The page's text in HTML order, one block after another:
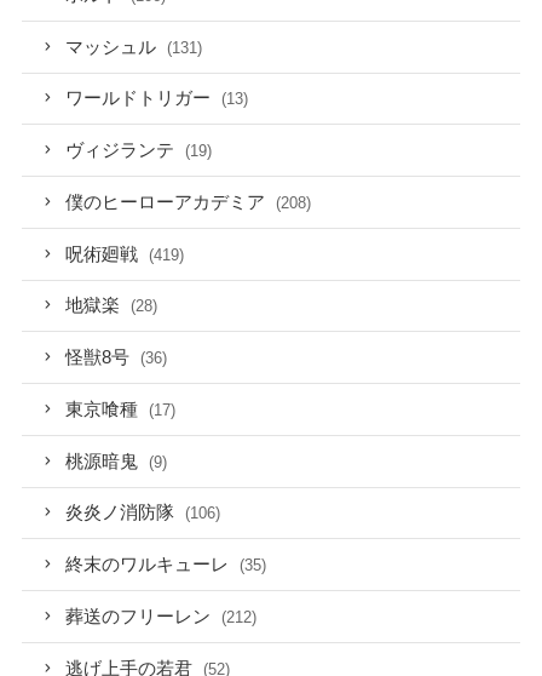
マッシュル (131)
ワールドトリガー (13)
ヴィジランテ (19)
僕のヒーローアカデミア (208)
呪術廻戦 (419)
地獄楽 (28)
怪獣8号 (36)
東京喰種 (17)
桃源暗鬼 (9)
炎炎ノ消防隊 (106)
終末のワルキューレ (35)
葬送のフリーレン (212)
逃げ上手の若君 (52)